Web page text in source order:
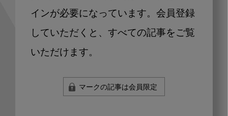
インが必要になっています。会員登録
していただくと、すべての記事をご覧
いただけます。
マークの記事は会員限定